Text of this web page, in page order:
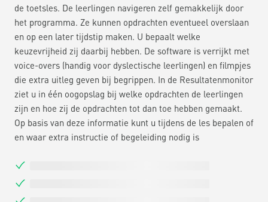
de toetsles. De leerlingen navigeren zelf gemakkelijk door
het programma. Ze kunnen opdrachten eventueel overslaan
en op een later tijdstip maken. U bepaalt welke
keuzevrijheid zij daarbij hebben. De software is verrijkt met
voice-overs (handig voor dyslectische leerlingen) en filmpjes
die extra uitleg geven bij begrippen. In de Resultatenmonitor
ziet u in één oogopslag bij welke opdrachten de leerlingen
zijn en hoe zij de opdrachten tot dan toe hebben gemaakt.
Op basis van deze informatie kunt u tijdens de les bepalen of
en waar extra instructie of begeleiding nodig is